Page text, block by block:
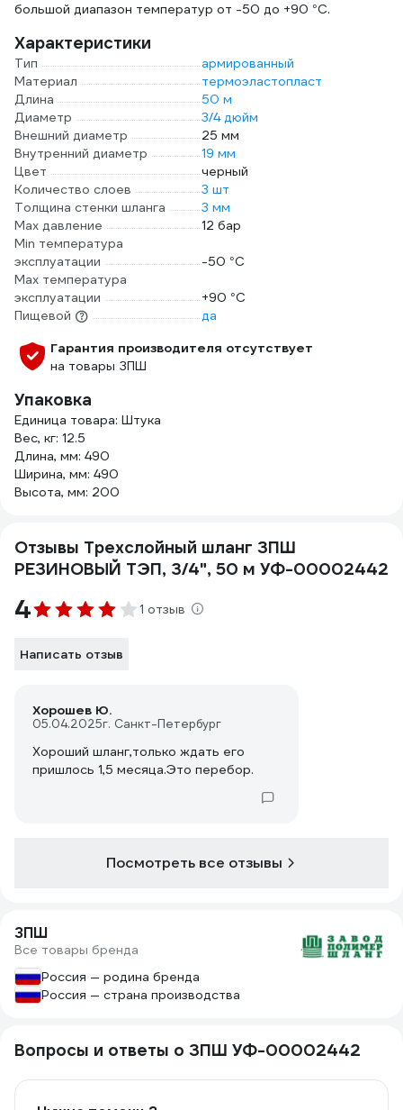
большой диапазон температур от -50 до +90 °С.
Характеристики
Тип
армированный
Материал
термоэластопласт
Длина
50 м
Диаметр
3/4 дюйм
Внешний диаметр
25 мм
Внутренний диаметр
19 мм
Цвет
черный
Количество слоев
3 шт
Толщина стенки шланга
3 мм
Max давление
12 бар
Min температура
эксплуатации
-50 °С
Мах температура
эксплуатации
+90 °С
Пищевой
да
Гарантия производителя отсутствует
на товары ЗПШ
Упаковка
Единица товара: Штука
Вес, кг: 12.5
Длина, мм: 490
Ширина, мм: 490
Высота, мм: 200
Отзывы Трехслойный шланг ЗПШ
РЕЗИНОВЫЙ ТЭП, 3/4", 50 м УФ-00002442
4 1 отзыв
Написать отзыв
Хорошев Ю.
05.04.2025г. Санкт-Петербург
Хороший шланг,только ждать его
пришлось 1,5 месяца.Это перебор.
Посмотреть все отзывы
ЗПШ
Все товары бренда
Россия — родина бренда
Россия — страна производства
Вопросы и ответы о ЗПШ УФ-00002442